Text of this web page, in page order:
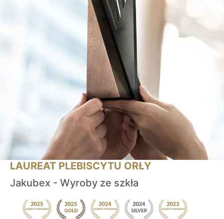
LAUREAT PLEBISCYTU ORŁY
Jakubex - Wyroby ze szkła